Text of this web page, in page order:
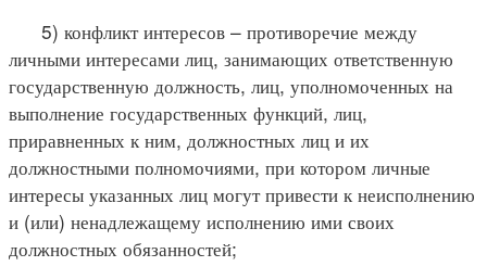
5) конфликт интересов – противоречие между
личными интересами лиц, занимающих ответственную
государственную должность, лиц, уполномоченных на
выполнение государственных функций, лиц,
приравненных к ним, должностных лиц и их
должностными полномочиями, при котором личные
интересы указанных лиц могут привести к неисполнению
и (или) ненадлежащему исполнению ими своих
должностных обязанностей;